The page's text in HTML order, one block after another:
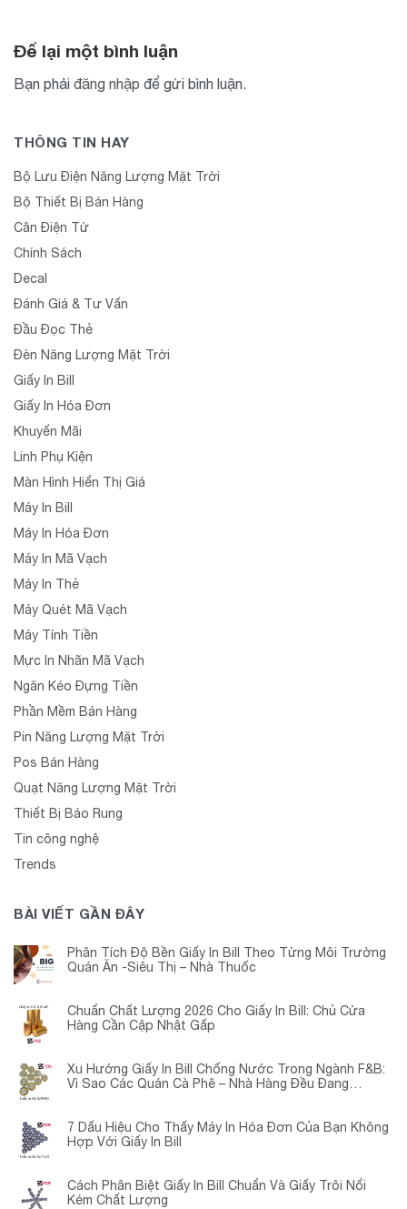
Để lại một bình luận
Bạn phải đăng nhập để gửi bình luận.
THÔNG TIN HAY
Bộ Lưu Điện Năng Lượng Mặt Trời
Bộ Thiết Bị Bán Hàng
Cân Điện Tử
Chính Sách
Decal
Đánh Giá & Tư Vấn
Đầu Đọc Thẻ
Đèn Năng Lượng Mặt Trời
Giấy In Bill
Giấy In Hóa Đơn
Khuyến Mãi
Linh Phụ Kiện
Màn Hình Hiển Thị Giá
Máy In Bill
Máy In Hóa Đơn
Máy In Mã Vạch
Máy In Thẻ
Máy Quét Mã Vạch
Máy Tính Tiền
Mực In Nhãn Mã Vạch
Ngăn Kéo Đựng Tiền
Phần Mềm Bán Hàng
Pin Năng Lượng Mặt Trời
Pos Bán Hàng
Quạt Năng Lượng Mặt Trời
Thiết Bị Báo Rung
Tin công nghệ
Trends
BÀI VIẾT GẦN ĐÂY
Phân Tích Độ Bền Giấy In Bill Theo Từng Môi Trường
Quán Ăn -Siêu Thị – Nhà Thuốc
Chuẩn Chất Lượng 2026 Cho Giấy In Bill: Chủ Cửa
Hàng Cần Cập Nhật Gấp
Xu Hướng Giấy In Bill Chống Nước Trong Ngành F&B:
Vì Sao Các Quán Cà Phê – Nhà Hàng Đều Đang
7 Dấu Hiệu Cho Thấy Máy In Hóa Đơn Của Bạn Không
Hợp Với Giấy In Bill
Cách Phân Biệt Giấy In Bill Chuẩn Và Giấy Trôi Nổi
Kém Chất Lượng